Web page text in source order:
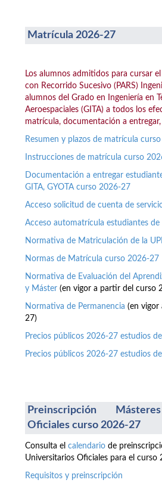
Matrícula 2026-27
Los alumnos admitidos para cursar
con Recorrido Sucesivo (PARS)
alumnos del Grado en Ingeniería en
Aeroespaciales (GITA) a todos los
matrícula, documentación a
Resumen y plazos de matrícula
Instrucciones de matrícula curso
Documentación a entregar
GITA, GYOTA curso 2026-27
Acceso solicitud de cuenta de
Acceso automatrícula estudiantes
Normativa de Matriculación de la
Normas de Matrícula curso 2026-27
Normativa de Evaluación del
y Máster (en vigor a partir del curso
Normativa de Permanencia (en vigor
27)
Precios públicos 2026-27 estudios
Precios públicos 2026-27 estudios
Preinscripción
Oficiales curso 2026-27
Consulta el calendario de
Universitarios Oficiales para el curso
Requisitos y preinscripción